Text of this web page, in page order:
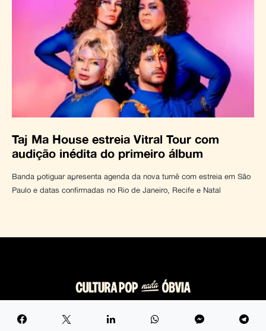
Taj Ma House estreia Vitral Tour com
audição inédita do primeiro álbum
Banda potiguar apresenta agenda da nova turnê com estreia em São
Paulo e datas confirmadas no Rio de Janeiro, Recife e Natal